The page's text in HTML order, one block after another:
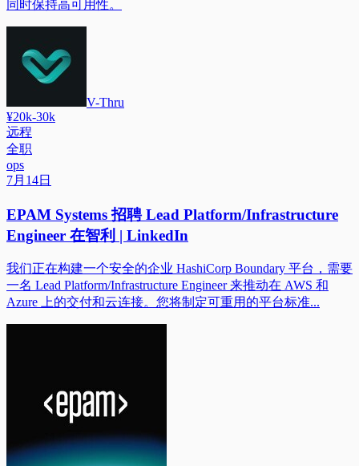
同时保持高可用性。
V-Thru
¥20k-30k
远程
全职
ops
7月14日
EPAM Systems 招聘 Lead Platform/Infrastructure
Engineer 在智利 | LinkedIn
我们正在构建一个安全的企业 HashiCorp Boundary 平台，需要
一名 Lead Platform/Infrastructure Engineer 来推动在 AWS 和
Azure 上的交付和云连接。您将制定可重用的平台标准...